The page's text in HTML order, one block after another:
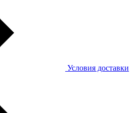
Условия доставки